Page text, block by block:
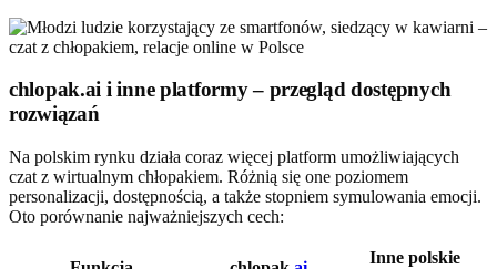
chlopak.ai i inne platformy – przegląd dostępnych
rozwiązań
Na polskim rynku działa coraz więcej platform umożliwiających
czat z wirtualnym chłopakiem. Różnią się one poziomem
personalizacji, dostępnością, a także stopniem symulowania emocji.
Oto porównanie najważniejszych cech:
Inne polskie